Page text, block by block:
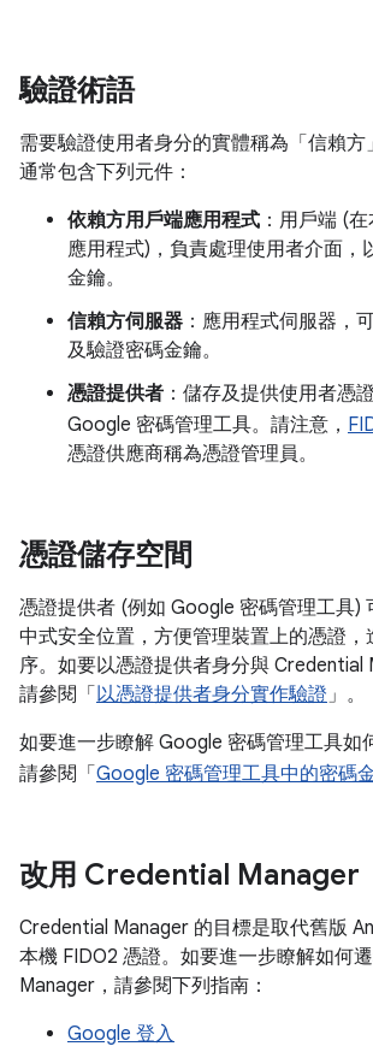
驗證術語
需要驗證使用者身分的實體稱為「信賴方」
通常包含下列元件：
依賴方用戶端應用程式 ：用戶端 (
應用程式)，負責處理使用者介面，
金鑰。
信賴方伺服器 ：應用程式伺服器，
及驗證密碼金鑰。
憑證提供者 ：儲存及提供使用者憑
Google 密碼管理工具。請注意，
憑證供應商稱為憑證管理員。
憑證儲存空間
憑證提供者 (例如 Google 密碼管理工具)
中式安全位置，方便管理裝置上的憑證
序。如要以憑證提供者身分與 Credential
請參閱「 以憑證提供者身分實作驗證」。
如要進一步瞭解 Google 密碼管理工具如
請參閱「 Google 密碼管理工具中的密碼
改用 Credential Manager
Credential Manager 的目標是取代舊版
本機 FIDO2 憑證。如要進一步瞭解如何
Manager，請參閱下列指南：
Google 登入